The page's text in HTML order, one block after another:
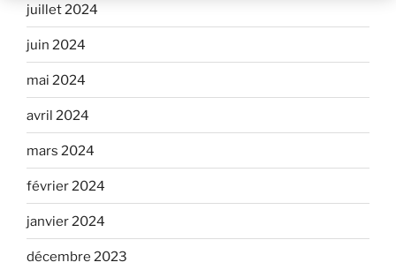
juillet 2024
juin 2024
mai 2024
avril 2024
mars 2024
février 2024
janvier 2024
décembre 2023